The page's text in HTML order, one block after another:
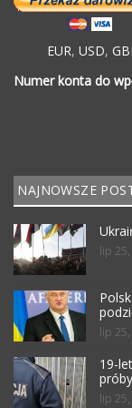
EUR, USD,
Numer konta do
NAJNOWSZE
lip
lip
19-
lip